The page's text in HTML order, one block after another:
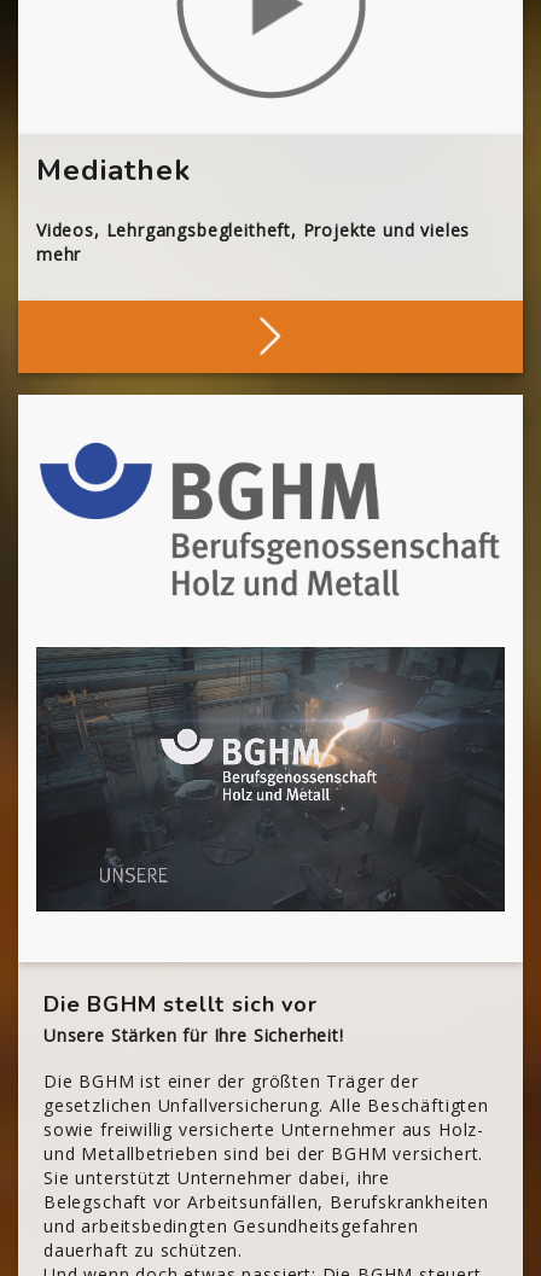
Mediathek
Videos, Lehrgangsbegleitheft, Projekte und vieles
mehr
Stöbern
Die BGHM stellt sich vor
Unsere Stärken für Ihre Sicherheit!
Die BGHM ist einer der größten Träger der
gesetzlichen Unfallversicherung. Alle Beschäftigten
sowie freiwillig versicherte Unternehmer aus Holz-
und Metallbetrieben sind bei der BGHM versichert.
Sie unterstützt Unternehmer dabei, ihre
Belegschaft vor Arbeitsunfällen, Berufskrankheiten
und arbeitsbedingten Gesundheitsgefahren
dauerhaft zu schützen.